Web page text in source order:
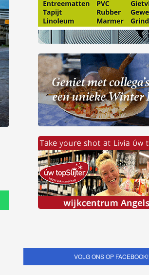
VOLG ONS OP FACEBOOK!